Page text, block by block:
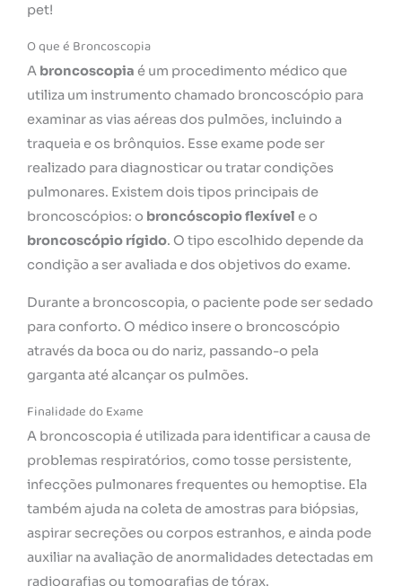
pet!
O que é Broncoscopia
A broncoscopia é um procedimento médico que
utiliza um instrumento chamado broncoscópio para
examinar as vias aéreas dos pulmões, incluindo a
traqueia e os brônquios. Esse exame pode ser
realizado para diagnosticar ou tratar condições
pulmonares. Existem dois tipos principais de
broncoscópios: o broncóscopio flexível e o
broncoscópio rígido. O tipo escolhido depende da
condição a ser avaliada e dos objetivos do exame.
Durante a broncoscopia, o paciente pode ser sedado
para conforto. O médico insere o broncoscópio
através da boca ou do nariz, passando-o pela
garganta até alcançar os pulmões.
Finalidade do Exame
A broncoscopia é utilizada para identificar a causa de
problemas respiratórios, como tosse persistente,
infecções pulmonares frequentes ou hemoptise. Ela
também ajuda na coleta de amostras para biópsias,
aspirar secreções ou corpos estranhos, e ainda pode
auxiliar na avaliação de anormalidades detectadas em
radiografias ou tomografias de tórax.